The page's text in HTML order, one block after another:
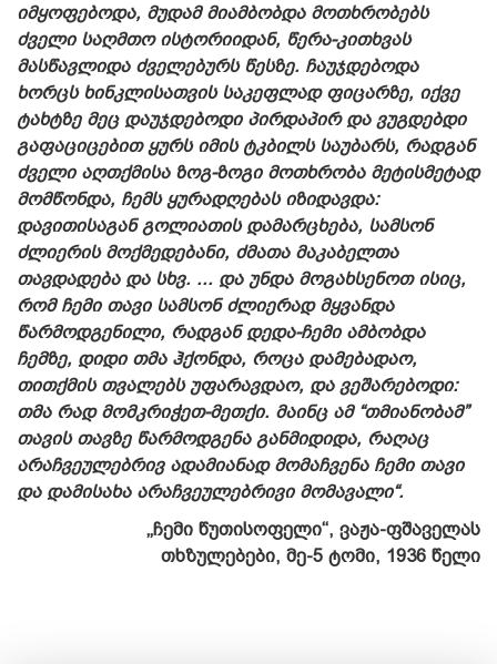
იმყოფებოდა, მუდამ მიამბობდა მოთხრობებს
ძველი საღმთო ისტორიიდან, წერა-კითხვას
მასწავლიდა ძველებურს წესზე. ჩაუჯდებოდა
ხორცს ხინკლისათვის საკეფლად ფიცარზე, იქვე
ტახტზე მეც დაუჯდებოდი პირდაპირ და ვუგდებდი
გაფაციცებით ყურს იმის ტკბილს საუბარს, რადგან
ძველი აღთქმისა ზოგ-ზოგი მოთხრობა მეტისმეტად
მომწონდა, ჩემს ყურადღებას იზიდავდა:
დავითისაგან გოლიათის დამარცხება, სამსონ
ძლიერის მოქმედებანი, ძმათა მაკაბელთა
თავდადება და სხვ. ... და უნდა მოგახსენოთ ისიც,
რომ ჩემი თავი სამსონ ძლიერად მყვანდა
წარმოდგენილი, რადგან დედა-ჩემი ამბობდა
ჩემზე, დიდი თმა ჰქონდა, როცა დამებადაო,
თითქმის თვალებს უფარავდაო, და ვეშარებოდი:
თმა რად მომკრიჭეთ-მეთქი. მაინც ამ “თმიანობამ”
თავის თავზე წარმოდგენა განმიდიდა, რაღაც
არაჩვეულებრივ ადამიანად მომაჩვენა ჩემი თავი
და დამისახა არაჩვეულებრივი მომავალი“.
„ჩემი წუთისოფელი“, ვაჟა-ფშაველას
თხზულებები, მე-5 ტომი, 1936 წელი